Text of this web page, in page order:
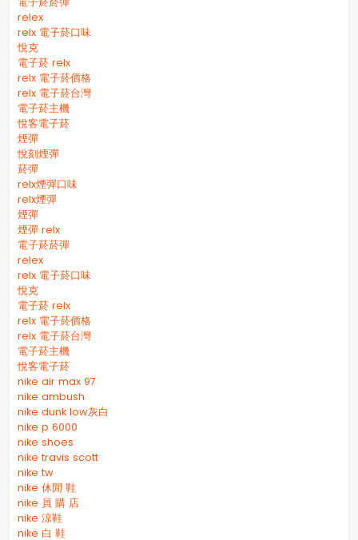
relex
relx 電子菸口味
悅克
電子菸 relx
relx 電子菸價格
relx 電子菸台灣
電子菸主機
悅客電子菸
煙彈
悅刻煙彈
菸彈
relx煙彈口味
relx煙彈
煙彈
煙彈 relx
電子菸菸彈
relex
relx 電子菸口味
悅克
電子菸 relx
relx 電子菸價格
relx 電子菸台灣
電子菸主機
悅客電子菸
nike air max 97
nike ambush
nike dunk low灰白
nike p 6000
nike shoes
nike travis scott
nike tw
nike 休閒 鞋
nike 員 購 店
nike 涼鞋
nike 白 鞋